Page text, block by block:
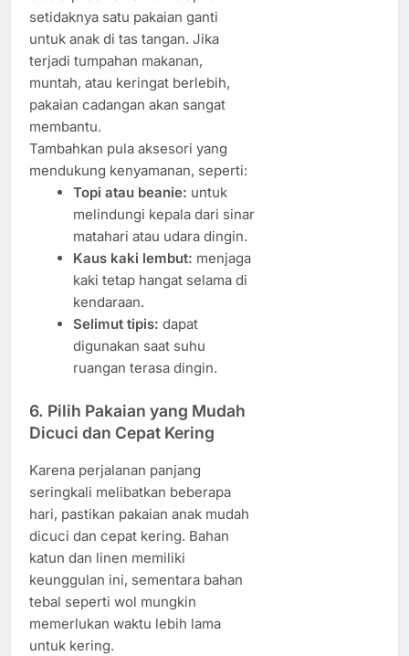
setidaknya satu pakaian ganti
untuk anak di tas tangan. Jika
terjadi tumpahan makanan,
muntah, atau keringat berlebih,
pakaian cadangan akan sangat
membantu.
Tambahkan pula aksesori yang
mendukung kenyamanan, seperti:
Topi atau beanie: untuk
melindungi kepala dari sinar
matahari atau udara dingin.
Kaus kaki lembut: menjaga
kaki tetap hangat selama di
kendaraan.
Selimut tipis: dapat
digunakan saat suhu
ruangan terasa dingin.
6. Pilih Pakaian yang Mudah
Dicuci dan Cepat Kering
Karena perjalanan panjang
seringkali melibatkan beberapa
hari, pastikan pakaian anak mudah
dicuci dan cepat kering. Bahan
katun dan linen memiliki
keunggulan ini, sementara bahan
tebal seperti wol mungkin
memerlukan waktu lebih lama
untuk kering.